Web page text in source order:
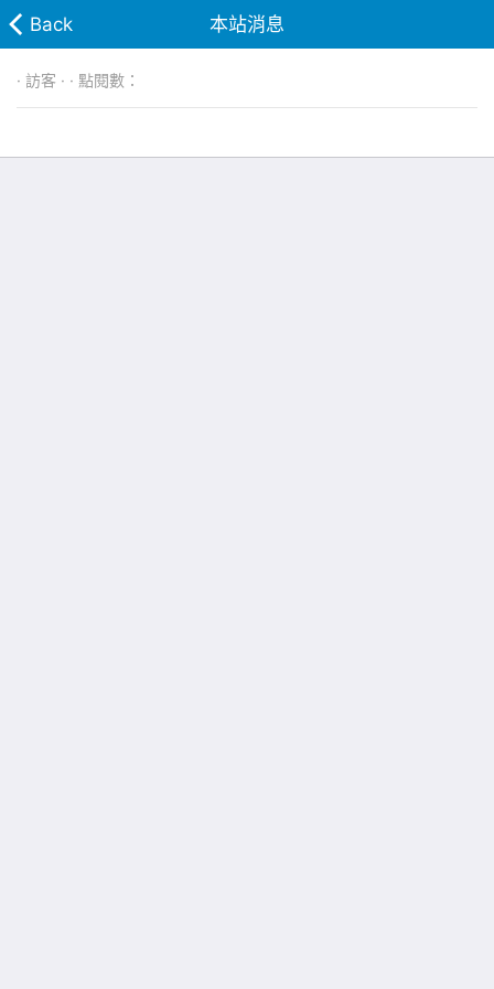
Back 本站消息
· 訪客 · · 點閱數：